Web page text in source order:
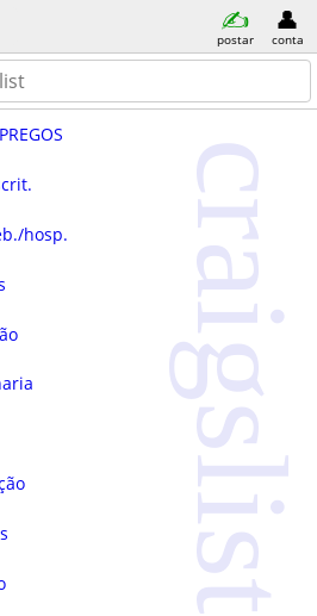
postar conta
hosp. craigslist